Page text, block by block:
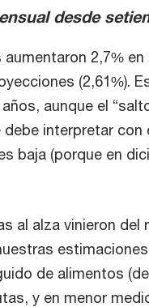
desde
2,7%
(2,61%).
aunque el
debe interpretar
baja (porque en
al alza vinieron del
de alimentos
y en menor